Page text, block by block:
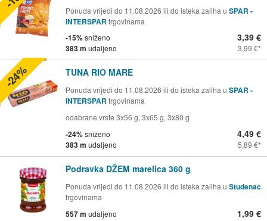
Ponuda vrijedi do 11.08.2026 ili do isteka zaliha u SPAR -
INTERSPAR trgovinama
-15%sniženo
383 m udaljeno
3,39 €
3,99 €
TUNA RIO MARE
Ponuda vrijedi do 11.08.2026 ili do isteka zaliha u SPAR -
INTERSPAR trgovinama
odabrane vrste 3x56 g, 3x65 g, 3x80 g
-24%sniženo
383 m udaljeno
4,49 €
5,89 €
-24%
Podravka DŽEM marelica 360 g
Ponuda vrijedi do 11.08.2026 ili do isteka zaliha u Studenac
trgovinama
557 m udaljeno 1,99 €